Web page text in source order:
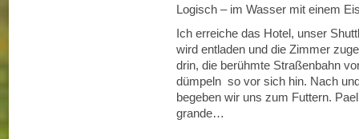
Logisch – im Wasser mit einem
Ich erreiche das Hotel, unser
wird entladen und die Zimmer
drin, die berühmte Straßenbahn
dümpeln so vor sich hin. Nach
begeben wir uns zum Futtern.
grande…